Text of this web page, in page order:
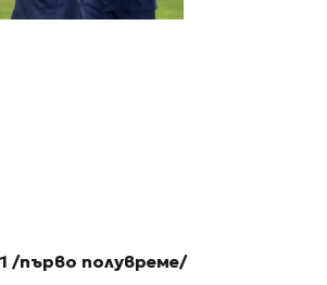
/първо полувреме/